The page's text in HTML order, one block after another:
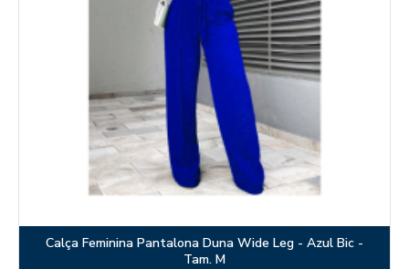
Calça Feminina Pantalona Duna Wide Leg - Azul Bic -
Tam. M